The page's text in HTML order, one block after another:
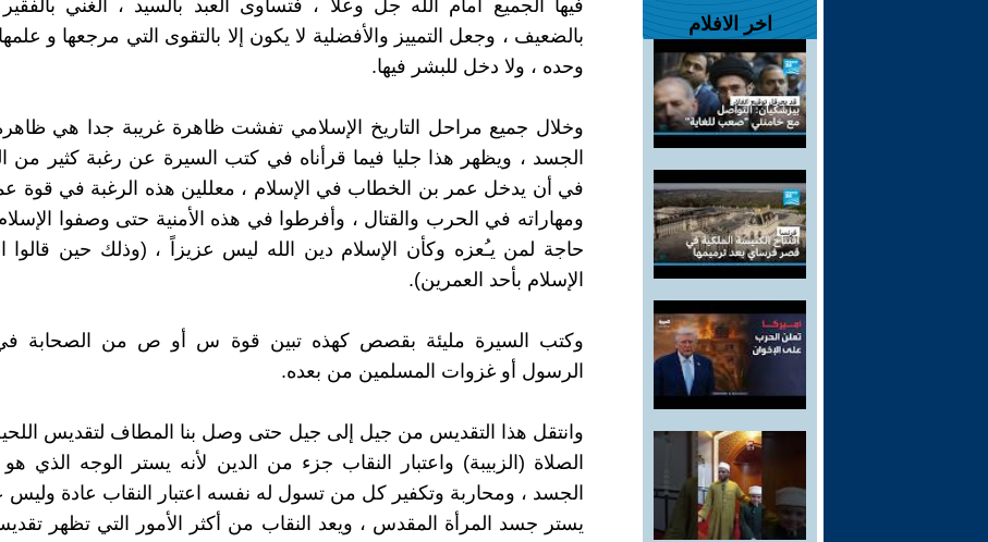
اخر الافلام
فيها الجميع أمام الله جل وعلا ، فتساوى العبد بالسيد ، الغني
بالضعيف ، وجعل التمييز والأفضلية لا يكون إلا بالتقوى التي مرجعها و
وحده ، ولا دخل للبشر فيها.
وخلال جميع مراحل التاريخ الإسلامي تفشت ظاهرة غريبة جدا هي
الجسد ، ويظهر هذا جليا فيما قرأناه في كتب السيرة عن رغبة كثير من
في أن يدخل عمر بن الخطاب في الإسلام ، معللين هذه الرغبة في قوة
ومهاراته في الحرب والقتال ، وأفرطوا في هذه الأمنية حتى وصفوا
حاجة لمن يـُعزه وكأن الإسلام دين الله ليس عزيزاً ، (وذلك حين قالوا
الإسلام بأحد العمرين).
وكتب السيرة مليئة بقصص كهذه تبين قوة س أو ص من الصحابة
الرسول أو غزوات المسلمين من بعده.
وانتقل هذا التقديس من جيل إلى جيل حتى وصل بنا المطاف لتقديس
الصلاة (الزبيبة) واعتبار النقاب جزء من الدين لأنه يستر الوجه الذي
الجسد ، ومحاربة وتكفير كل من تسول له نفسه اعتبار النقاب عادة وليس
يستر جسد المرأة المقدس ، ويعد النقاب من أكثر الأمور التي تظهر